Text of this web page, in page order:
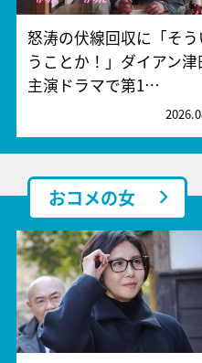
怒涛の伏線回収に「そう
うことか！」ダイアン津
主演ドラマで第1…
おコメの女